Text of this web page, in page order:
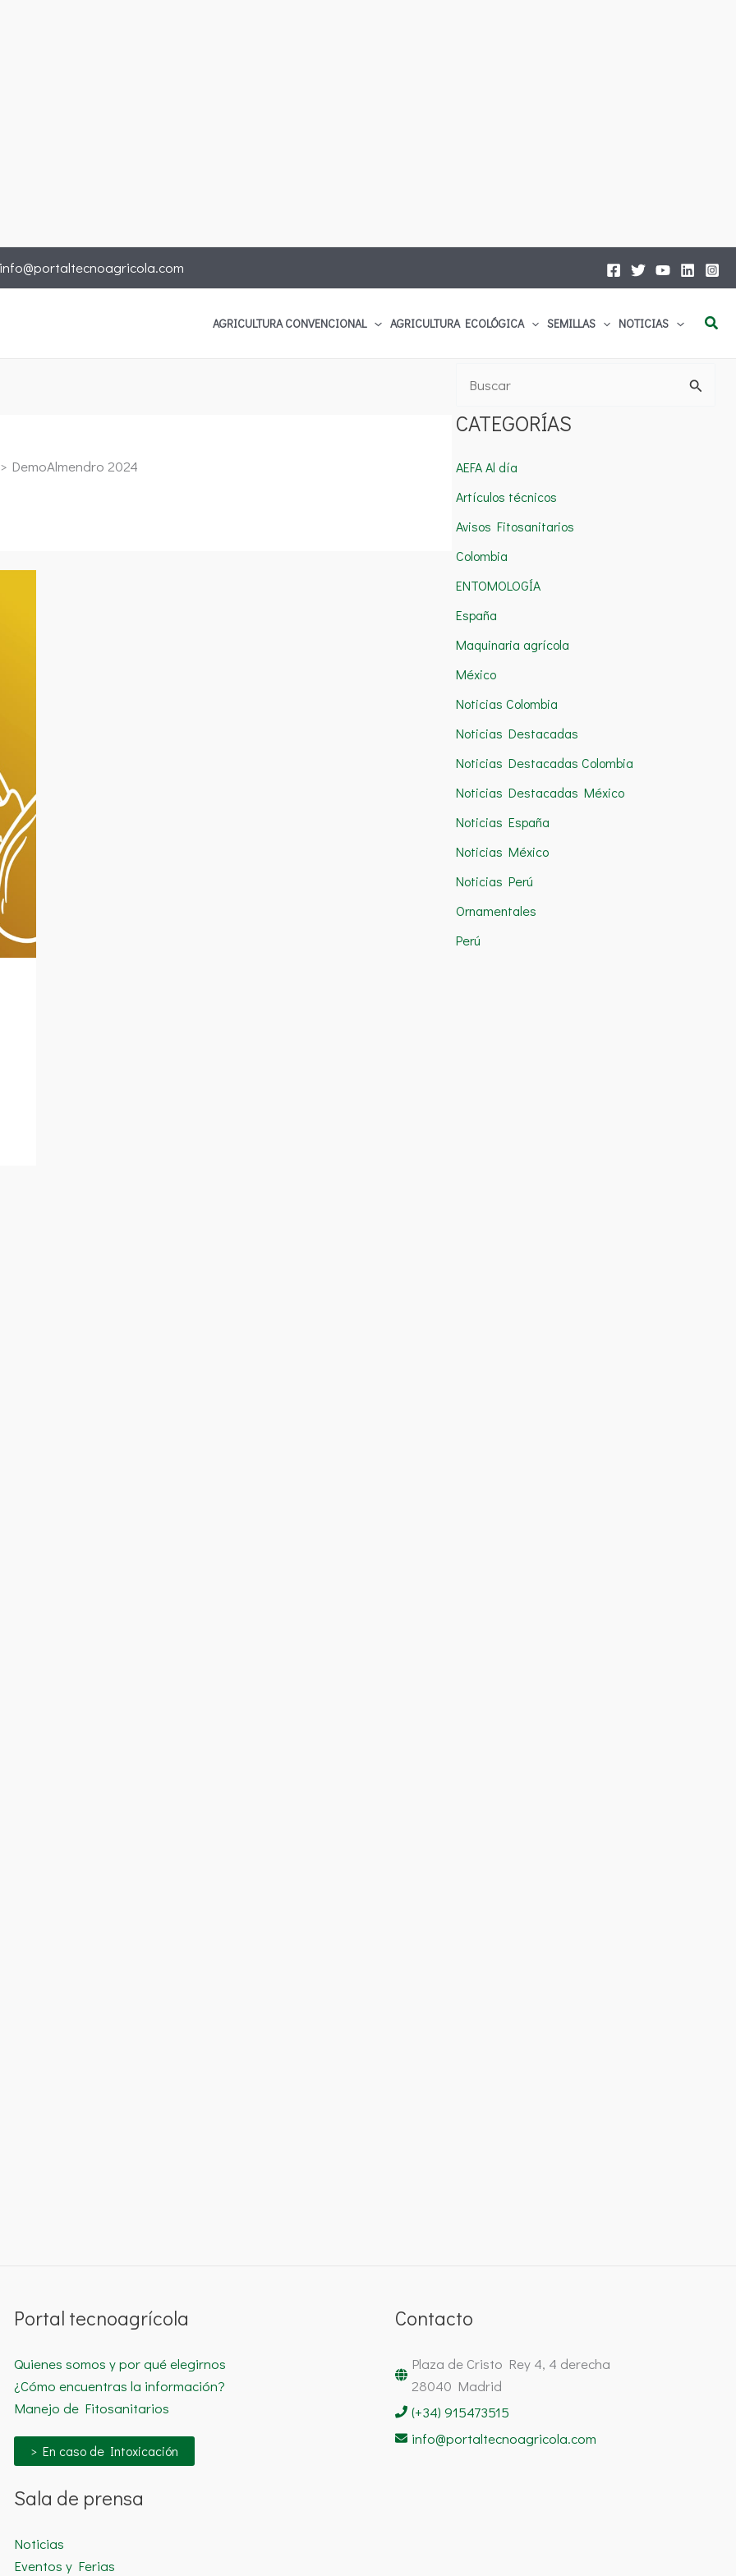
info@portaltecnoagricola.com
AGRICULTURA CONVENCIONAL AGRICULTURA ECOLÓGICA SEMILLAS NOTICIAS
DemoAlmendro 2024
u
c
a
r
:
CATEGORÍAS
AEFA Al día
Artículos técnicos
Avisos Fitosanitarios
Colombia
ENTOMOLOGÍA
España
Maquinaria agrícola
México
Noticias Colombia
Noticias Destacadas
Noticias Destacadas Colombia
Noticias Destacadas México
Noticias España
Noticias México
Noticias Perú
Ornamentales
Perú
Portal tecnoagrícola
Quienes somos y por qué elegirnos
¿Cómo encuentras la información?
Manejo de Fitosanitarios
> En caso de Intoxicación
Sala de prensa
Noticias
Eventos y Ferias
Contacto
Plaza de Cristo Rey 4, 4 derecha
28040 Madrid
(+34) 915473515
info@portaltecnoagricola.com